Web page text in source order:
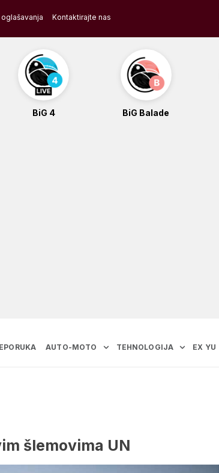
Kontaktirajte nas
BiG 4 BiG Balade
AUTO-MOTO TEHNOLOGIJA EX YU
šlemovima UN